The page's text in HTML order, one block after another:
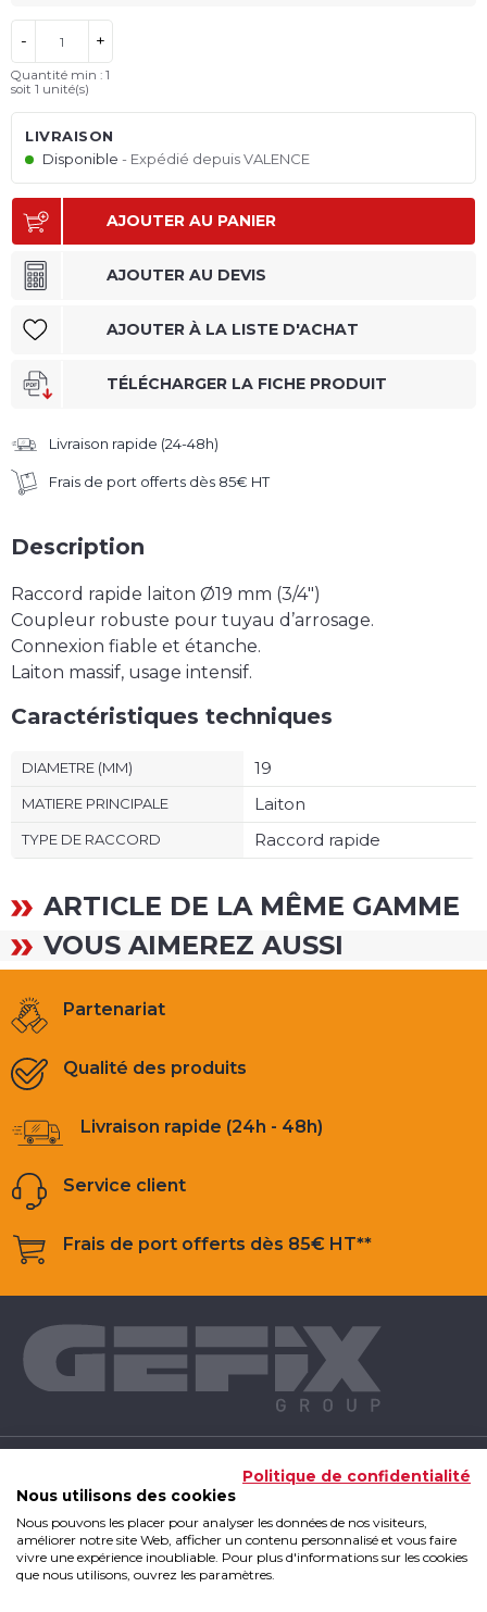
- +
Quantité min : 1
soit 1 unité(s)
LIVRAISON
Disponible
Expédié depuis VALENCE
AJOUTER AU PANIER
AJOUTER AU DEVIS
AJOUTER À LA LISTE D'ACHAT
TÉLÉCHARGER LA FICHE PRODUIT
Livraison rapide (24-48h)
Frais de port offerts dès 85€ HT
Description
Raccord rapide laiton Ø19 mm (3/4")
Coupleur robuste pour tuyau d’arrosage.
Connexion fiable et étanche.
Laiton massif, usage intensif.
Caractéristiques techniques
DIAMETRE (MM) 19
MATIERE PRINCIPALE Laiton
TYPE DE RACCORD Raccord rapide
ARTICLE DE LA MÊME GAMME
VOUS AIMEREZ AUSSI
Partenariat
Qualité des produits
Livraison rapide (24h - 48h)
Service client
Frais de port offerts dès 85€ HT**
INFOS UTILES
Politique de confidentialité
Nous utilisons des cookies
Nous pouvons les placer pour analyser les données de nos visiteurs,
améliorer notre site Web, afficher un contenu personnalisé et vous faire
vivre une expérience inoubliable. Pour plus d'informations sur les cookies
que nous utilisons, ouvrez les paramètres.